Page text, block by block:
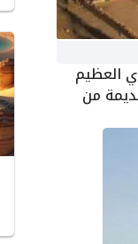
العظيم
من